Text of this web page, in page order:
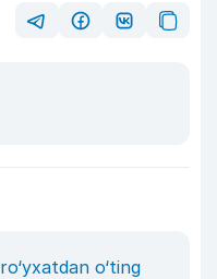
ro‘yxatdan o‘ting